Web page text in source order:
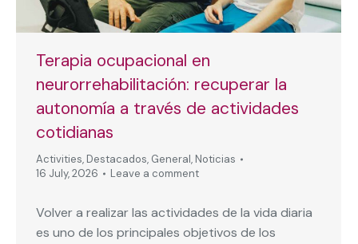
Terapia ocupacional en
neurorrehabilitación: recuperar la
autonomía a través de actividades
cotidianas
Activities, Destacados, General, Noticias
16 July, 2026
Leave a comment
Volver a realizar las actividades de la vida diaria
es uno de los principales objetivos de los